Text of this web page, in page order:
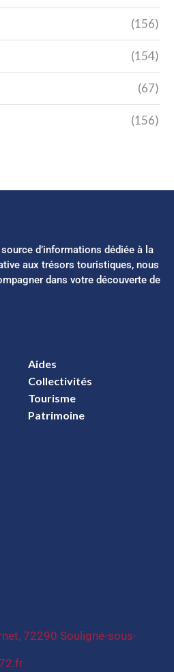
(156)
(154)
(67)
(156)
d’informations dédiée à la
aux trésors touristiques, nous
dans votre découverte de
Aides
Collectivités
Tourisme
Patrimoine
72290 Souligné-sous-